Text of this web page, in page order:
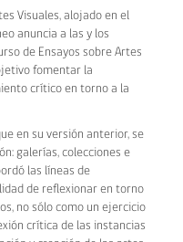
Visuales, alojado en el
anuncia a las y los
de Ensayos sobre Artes
fomentar la
crítico en torno a la
en su versión anterior, se
galerías, colecciones e
las líneas de
de reflexionar en torno
no sólo como un ejercicio
crítica de las instancias